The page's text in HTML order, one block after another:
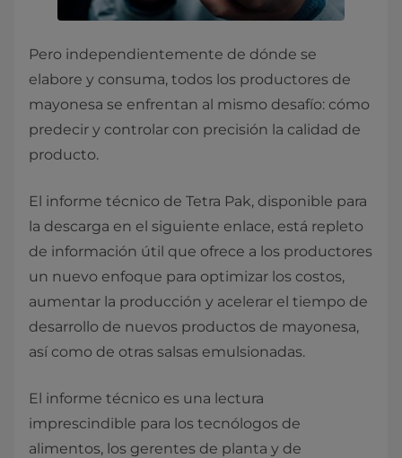
Pero independientemente de dónde se
elabore y consuma, todos los productores de
mayonesa se enfrentan al mismo desafío: cómo
predecir y controlar con precisión la calidad de
producto.
El informe técnico de Tetra Pak, disponible para
la descarga en el siguiente enlace, está repleto
de información útil que ofrece a los productores
un nuevo enfoque para optimizar los costos,
aumentar la producción y acelerar el tiempo de
desarrollo de nuevos productos de mayonesa,
así como de otras salsas emulsionadas.
El informe técnico es una lectura
imprescindible para los tecnólogos de
alimentos, los gerentes de planta y de